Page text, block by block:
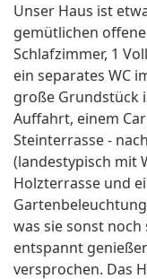
Unser Haus ist
gemütlichen
Schlafzimmer, 1
ein separates WC
große Grundstück
Auffahrt, einem
Steinterrasse -
(landestypisch mit
Holzterrasse und
was sie sonst
entspannt
versprochen. Das